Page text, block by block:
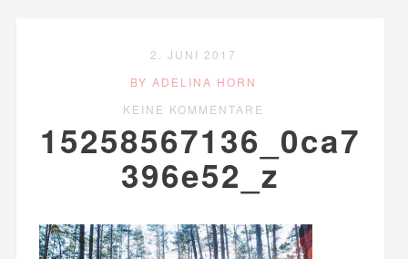
2. JUNI 2017
BY ADELINA HORN
KEINE KOMMENTARE
15258567136_0ca7
396e52_z